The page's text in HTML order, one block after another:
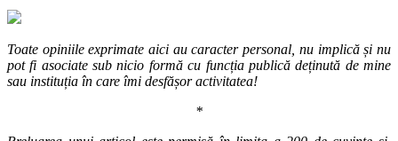
Toate opiniile exprimate aici au caracter personal, nu implică și nu
pot fi asociate sub nicio formă cu funcția publică deținută de mine
sau instituția în care îmi desfășor activitatea!
*